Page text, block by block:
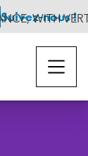
Suivez-nous !